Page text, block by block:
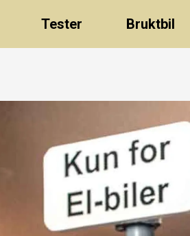
Tester Bruktbil